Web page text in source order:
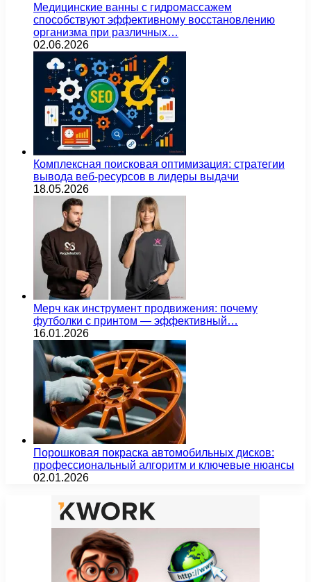
Медицинские ванны с гидромассажем
способствуют эффективному восстановлению
организма при различных…
02.06.2026
Комплексная поисковая оптимизация: стратегии
вывода веб-ресурсов в лидеры выдачи
18.05.2026
Мерч как инструмент продвижения: почему
футболки с принтом — эффективный…
16.01.2026
Порошковая покраска автомобильных дисков:
профессиональный алгоритм и ключевые нюансы
02.01.2026